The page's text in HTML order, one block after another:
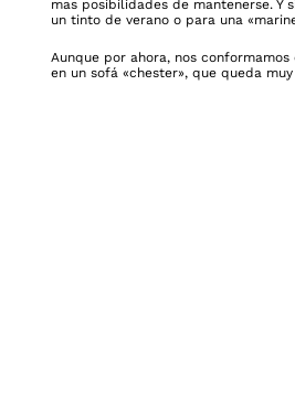
mas posibilidades de mantenerse. Y
un tinto de verano o para una
Aunque por ahora, nos
en un sofá «chester», que queda muy